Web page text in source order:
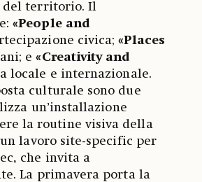
del territorio. Il
«People and
civica;«Places
e«Creativity and
locale e internazionale.
culturale sono due
un’installazione
la routine visiva della
lavoro site-specific per
che invita a
La primavera porta la